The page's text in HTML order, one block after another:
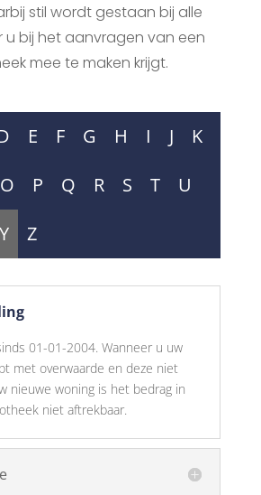
stil wordt gestaan bij alle
u bij het aanvragen van een
mee te maken krijgt.
E F G H I J
K
O P Q R S T
U
Y Z
01-01-2004. Wanneer u uw
met overwaarde en deze niet
nieuwe woning is het bedrag in
niet aftrekbaar.